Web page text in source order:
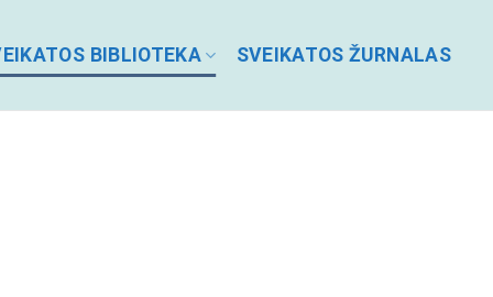
BIBLIOTEKA SVEIKATOS ŽURNALAS